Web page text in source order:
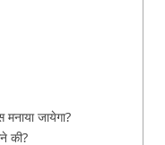
जायेगा?
की?